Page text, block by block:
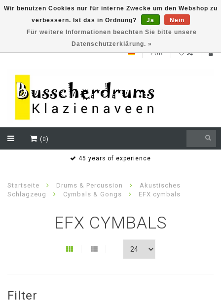
NEW ROLAND V71 series testklaar
EUR
(0)
Bereikbaar ook buiten de openingstijden via whatsapp
Startseite Drums & Percussion
Akustisches
Schlagzeug
Cymbals & Gongs EFX cymbals
EFX CYMBALS
Filter
Wir benutzen Cookies nur für interne Zwecke um den Webshop zu
verbessern. Ist das in Ordnung?
Ja
Nein
Für weitere Informationen beachten Sie bitte unsere
Datenschutzerklärung. »